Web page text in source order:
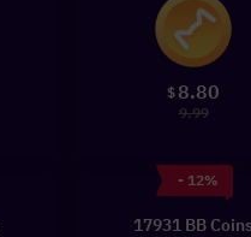
$ 8.80
9.99
- 12%
17931 BB